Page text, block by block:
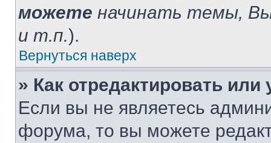
можете начинать темы,
и т.п.).
Вернуться наверх
» Как отредактировать
Если вы не являетесь
форума, то вы можете